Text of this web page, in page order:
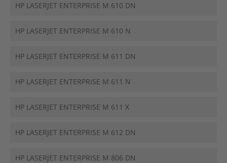
HP LASERJET ENTERPRISE M 610 DN
HP LASERJET ENTERPRISE M 610 N
HP LASERJET ENTERPRISE M 611 DN
HP LASERJET ENTERPRISE M 611 N
HP LASERJET ENTERPRISE M 611 X
HP LASERJET ENTERPRISE M 612 DN
HP LASERJET ENTERPRISE M 806 DN